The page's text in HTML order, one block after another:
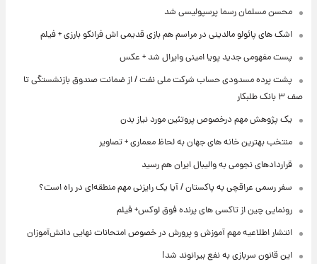
محسن مسلمان رسما پرسپولیسی شد
اشک های پائولو مالدینی در مراسم هم بازی قدیمی اش فرانکو بارزی + فیلم
پست مفهومی جدید پویا امینی وایرال شد + عکس
پشت پرده‌ مسدودی حساب شرکت ملی نفت / از ضمانت صندوق بازنشستگی تا
صف ۳ بانک طلبکار
یک پژوهش مهم درخصوص پروتئین مورد نیاز بدن
منتخب بهترین خانه های جهان به لحاظ معماری + تصاویر
قراردادهای نجومی به والیبال ایران هم رسید
سفر رسمی عراقچی به پاکستان / آیا یک رایزنی مهم منطقه‌ای در راه است؟
رونمایی چین از تاکسی های پرنده فوق لوکس+ فیلم
انتشار اطلاعیه مهم آموزش و پرورش در خصوص امتحانات نهایی دانش‌آموزان
این قانون سربازی به نفع بیرانوند شد!